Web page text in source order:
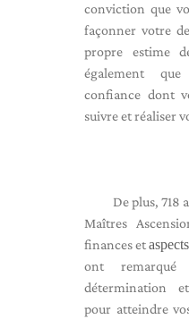
conviction que
façonner votre
propre estime
également
confiance dont
suivre et réaliser
De plus, 718
Maîtres
finances et
ont
détermination
pour atteindre